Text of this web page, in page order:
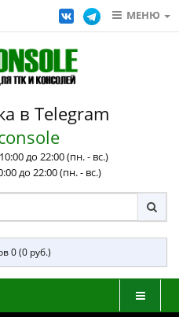
МЕНЮ
в Telegram
до 22:00 (пн. - вс.)
до 22:00 (пн. - вс.)
0 (0 руб.)